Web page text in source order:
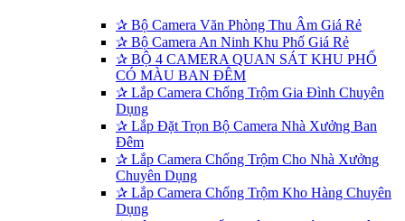
✰ Bộ Camera Văn Phòng Thu Âm Giá Rẻ
✰ Bộ Camera An Ninh Khu Phố Giá Rẻ
✰ BỘ 4 CAMERA QUAN SÁT KHU PHỐ
CÓ MÀU BAN ĐÊM
✰ Lắp Camera Chống Trộm Gia Đình Chuyên
Dụng
✰ Lắp Đặt Trọn Bộ Camera Nhà Xưởng Ban
Đêm
✰ Lắp Camera Chống Trộm Cho Nhà Xưởng
Chuyên Dụng
✰ Lắp Camera Chống Trộm Kho Hàng Chuyên
Dụng